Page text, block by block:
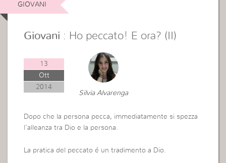
GIOVANI
Giovani : Ho peccato! E ora? (II)
13
Ott
2014
Silvia Alvarenga
Dopo che la persona pecca, immediatamente si spezza
l’alleanza tra Dio e la persona.
La pratica del peccato é un tradimento a Dio.